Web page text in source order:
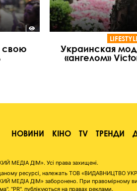
свою
Украинская
«ангелом»
НОВИНИ КІНО TV ТРЕНДИ
МЕДІА ДІМ». Усі права захищені.
даному ресурсі, належать ТОВ «ВИДАВНИЦТВО
ДІМ» заборонено. При правомірному
"PR", публікуються на правах реклами.